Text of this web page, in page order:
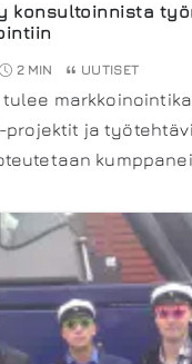
konsultoinnista
2 MIN UUTISET
projektit ja